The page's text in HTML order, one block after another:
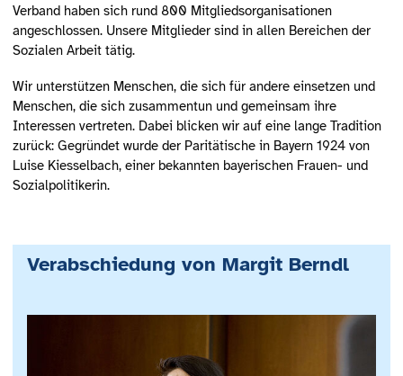
Verband haben sich rund 800 Mitgliedsorganisationen
angeschlossen. Unsere Mitglieder sind in allen Bereichen der
Sozialen Arbeit tätig.
Wir unterstützen Menschen, die sich für andere einsetzen und
Menschen, die sich zusammentun und gemeinsam ihre
Interessen vertreten. Dabei blicken wir auf eine lange Tradition
zurück: Gegründet wurde der Paritätische in Bayern 1924 von
Luise Kiesselbach, einer bekannten bayerischen Frauen- und
Sozialpolitikerin.
Verabschiedung von Margit Berndl